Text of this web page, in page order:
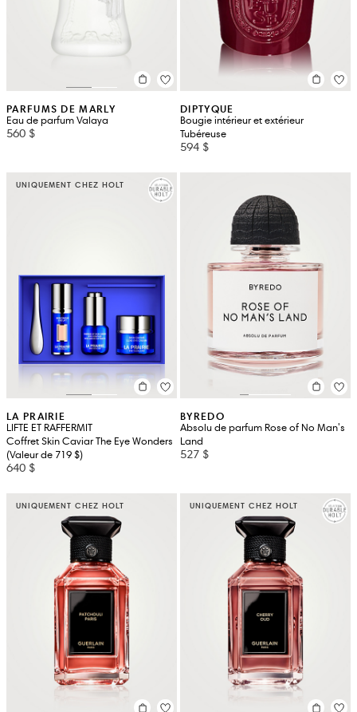
PARFUMS DE MARLY
Eau de parfum Valaya
560 $
DIPTYQUE
Bougie intérieur et extérieur
Tubéreuse
594 $
UNIQUEMENT CHEZ HOLT
LA PRAIRIE
LIFTE ET RAFFERMIT
Coffret Skin Caviar The Eye Wonders
(Valeur de 719 $)
640 $
BYREDO
Absolu de parfum Rose of No Man's
Land
527 $
UNIQUEMENT CHEZ HOLT UNIQUEMENT CHEZ HOLT